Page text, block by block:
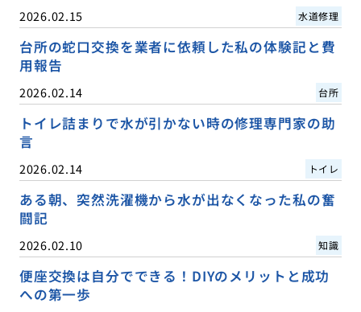
2026.02.15 水道修理
台所の蛇口交換を業者に依頼した私の体験記と費
用報告
2026.02.14 台所
トイレ詰まりで水が引かない時の修理専門家の助
言
2026.02.14 トイレ
ある朝、突然洗濯機から水が出なくなった私の奮
闘記
2026.02.10 知識
便座交換は自分でできる！DIYのメリットと成功
への第一歩